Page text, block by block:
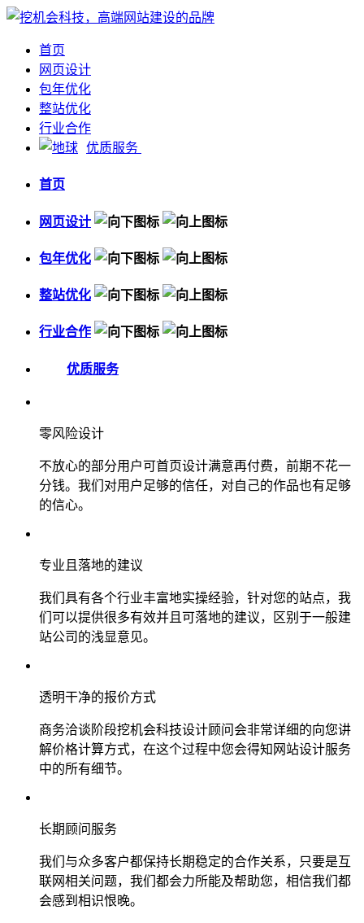
首页
网页设计
包年优化
整站优化
行业合作
优质服务
首页
网页设计
包年优化
整站优化
行业合作
优质服务
零风险设计
不放心的部分用户可首页设计满意再付费，前期不花一
分钱。我们对用户足够的信任，对自己的作品也有足够
的信心。
专业且落地的建议
我们具有各个行业丰富地实操经验，针对您的站点，我
们可以提供很多有效并且可落地的建议，区别于一般建
站公司的浅显意见。
透明干净的报价方式
商务洽谈阶段挖机会科技设计顾问会非常详细的向您讲
解价格计算方式，在这个过程中您会得知网站设计服务
中的所有细节。
长期顾问服务
我们与众多客户都保持长期稳定的合作关系，只要是互
联网相关问题，我们都会力所能及帮助您，相信我们都
会感到相识恨晚。